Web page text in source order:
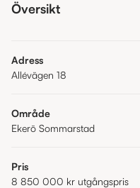
Översikt
Adress
Allévägen 18
Område
Ekerö Sommarstad
Pris
8 850 000 kr utgångspris